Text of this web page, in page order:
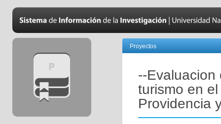
Proyectos
--Evaluacion
turismo en
Providencia